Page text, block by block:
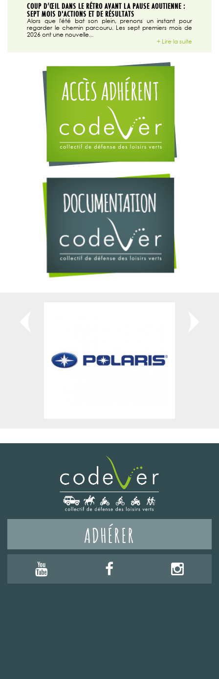
COUP D’ŒIL DANS LE RÉTRO AVANT LA PAUSE AOUTIENNE :
SEPT MOIS D'ACTIONS ET DE RÉSULTATS
Alors que l'été bat son plein, prenons un instant pour
regarder le chemin parcouru. Les sept premiers mois de
2026 ont une nouvelle...
+ Lire la suite
ADHÉRER